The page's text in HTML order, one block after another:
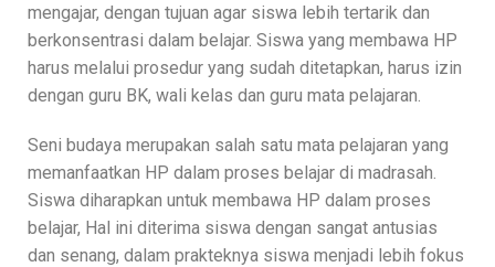
mengajar, dengan tujuan agar siswa lebih tertarik dan
berkonsentrasi dalam belajar. Siswa yang membawa HP
harus melalui prosedur yang sudah ditetapkan, harus izin
dengan guru BK, wali kelas dan guru mata pelajaran.
Seni budaya merupakan salah satu mata pelajaran yang
memanfaatkan HP dalam proses belajar di madrasah.
Siswa diharapkan untuk membawa HP dalam proses
belajar, Hal ini diterima siswa dengan sangat antusias
dan senang, dalam prakteknya siswa menjadi lebih fokus